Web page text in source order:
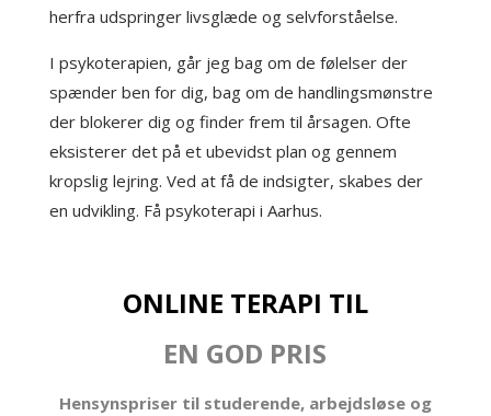
herfra udspringer livsglæde og selvforståelse.
I psykoterapien, går jeg bag om de følelser der
spænder ben for dig, bag om de handlingsmønstre
der blokerer dig og finder frem til årsagen. Ofte
eksisterer det på et ubevidst plan og gennem
kropslig lejring. Ved at få de indsigter, skabes der
en udvikling. Få psykoterapi i Aarhus.
ONLINE TERAPI TIL
EN GOD PRIS
Hensynspriser til studerende, arbejdsløse og